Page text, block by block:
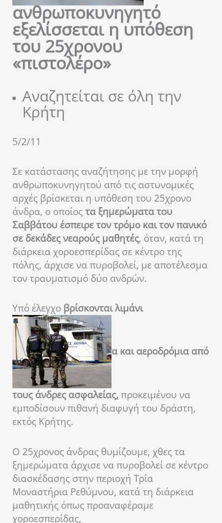
ανθρωποκυνηγητό
εξελίσσεται η υπόθεση
του 25χρονου
«πιστολέρο»
Αναζητείται σε όλη την
Κρήτη
5/2/11
Σε κατάστασης αναζήτησης με την μορφή
ανθρωποκυνηγητού από τις αστυνομικές
αρχές βρίσκεται η υπόθεση του 25χρονο
άνδρα, ο οποίοςτα ξημερώματα του
Σαββάτου έσπειρε τον τρόμο και τον πανικό
σε δεκάδες νεαρούς μαθητές, όταν, κατά τη
διάρκεια χοροεσπερίδας σε κέντρο της
πόλης, άρχισε να πυροβολεί, με αποτέλεσμα
τον τραυματισμό δύο ανδρών.
Υπό έλεγχο βρίσκονται λιμάνι
α και αεροδρόμια από
τους άνδρες ασφαλείας, προκειμένου να
εμποδίσουν πιθανή διαφυγή του δράστη,
εκτός Κρήτης.
Ο 25χρονος άνδρας θυμίζουμε, χθες τα
ξημερώματα άρχισε να πυροβολεί σε κέντρο
διασκέδασης στην περιοχή Τρία
Μοναστήρια Ρεθύμνου, κατά τη διάρκεια
μαθητικής όπως προαναφέραμε
χοροεσπερίδας,